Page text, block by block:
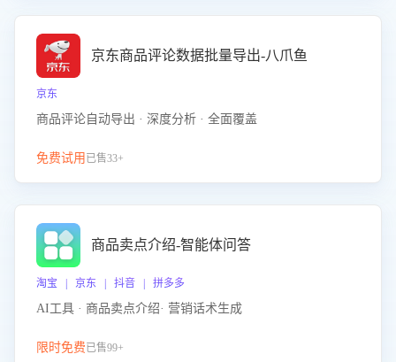
京东商品评论数据批量导出-八爪鱼
京东
商品评论自动导出 · 深度分析 · 全面覆盖
免费试用 已售33+
商品卖点介绍-智能体问答
淘宝 | 京东 | 抖音 | 拼多多
AI工具 · 商品卖点介绍· 营销话术生成
限时免费已售99+